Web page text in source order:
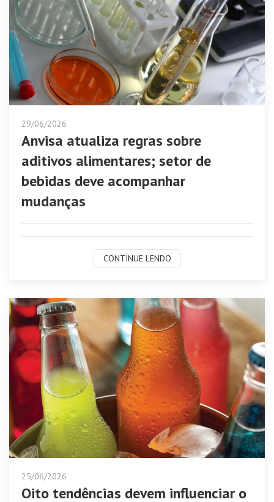
29/06/2026
Anvisa atualiza regras sobre
aditivos alimentares; setor de
bebidas deve acompanhar
mudanças
CONTINUE LENDO
25/06/2026
Oito tendências devem influenciar o